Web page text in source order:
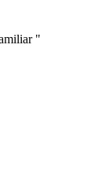
"